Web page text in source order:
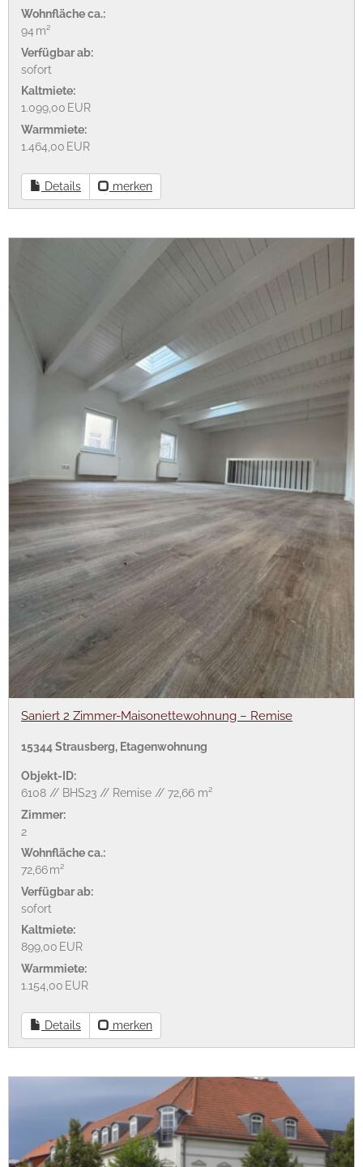
Wohnfläche ca.:
94 m²
Verfügbar ab:
sofort
Kaltmiete:
1.099,00 EUR
Warmmiete:
1.464,00 EUR
Details merken
Saniert 2 Zimmer-Maisonettewohnung – Remise
15344 Strausberg, Etagenwohnung
Objekt-ID:
6108 // BHS23 // Remise // 72,66 m²
Zimmer:
2
Wohnfläche ca.:
72,66 m²
Verfügbar ab:
sofort
Kaltmiete:
899,00 EUR
Warmmiete:
1.154,00 EUR
Details merken